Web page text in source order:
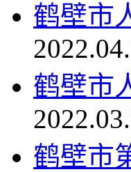
鹤壁市
鹤壁市
鹤壁市